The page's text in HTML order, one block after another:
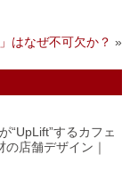
はなぜ不可欠か？ »
“UpLift”するカフェ
店舗デザイン｜